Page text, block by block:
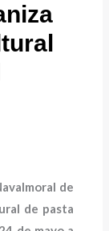
de
de pasta